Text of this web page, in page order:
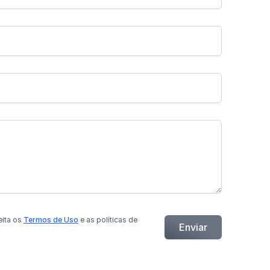
os Termos de Uso e as políticas de
Enviar